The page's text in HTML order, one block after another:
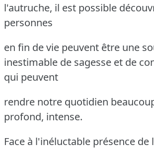
l'autruche, il est possible
personnes
en fin de vie peuvent être une
inestimable de sagesse et de
qui peuvent
rendre notre quotidien
profond, intense.
Face à l'inéluctable présence de